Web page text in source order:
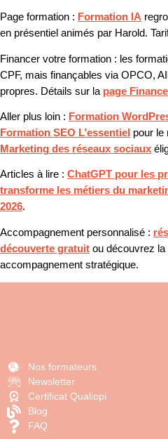
Page formation : Formation IA
en présentiel animés par Harold.
Financer votre formation : les
CPF, mais finançables via OPCO,
propres. Détails sur la page
Aller plus loin : Formation
Formation SEO L’essentiel pour le
Marketing des réseaux sociaux
Articles à lire : ChatGPT pour les
transforme les métiers du
2026.
Accompagnement personnalisé :
découverte gratuit ou découvrez la
accompagnement stratégique.
Nos formateurs
Newsletter
Certificat Qualiopi
Blog
FAQ